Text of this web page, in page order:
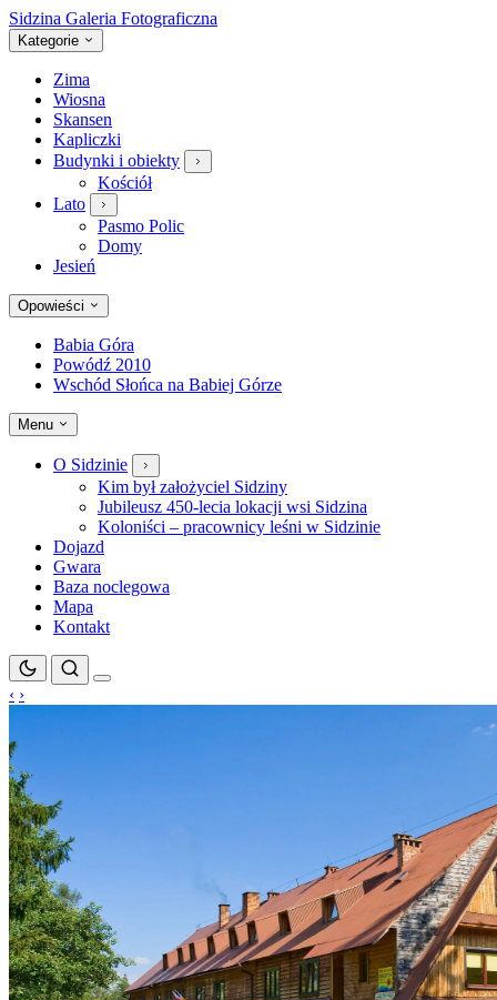
Sidzina Galeria Fotograficzna
Kategorie
Zima
Wiosna
Skansen
Kapliczki
Budynki i obiekty
Kościół
Lato
Pasmo Polic
Domy
Jesień
Opowieści
Babia Góra
Powódź 2010
Wschód Słońca na Babiej Górze
Menu
O Sidzinie
Kim był założyciel Sidziny
Jubileusz 450-lecia lokacji wsi Sidzina
Koloniści – pracownicy leśni w Sidzinie
Dojazd
Gwara
Baza noclegowa
Mapa
Kontakt
‹ ›